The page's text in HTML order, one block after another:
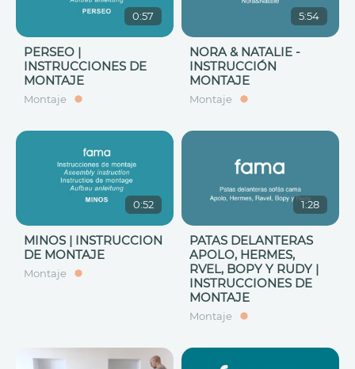
0:57
PERSEO |
INSTRUCCIONES DE
MONTAJE
Montaje
5:54
NORA & NATALIE -
INSTRUCCIÓN
MONTAJE
Montaje
0:52
MINOS | INSTRUCCION
DE MONTAJE
Montaje
1:28
PATAS DELANTERAS
APOLO, HERMES,
RVEL, BOPY Y RUDY |
INSTRUCCIONES DE
MONTAJE
Montaje